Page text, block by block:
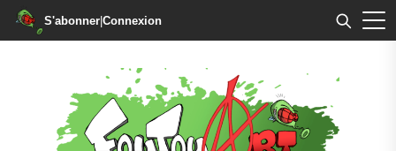
S'abonner|Connexion